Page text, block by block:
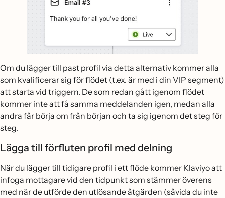
Om du lägger till past profil via detta alternativ kommer alla
som kvalificerar sig för flödet (t.ex. är med i din VIP segment)
att starta vid triggern. De som redan gått igenom flödet
kommer inte att få samma meddelanden igen, medan alla
andra får börja om från början och ta sig igenom det steg för
steg.
Lägga till förfluten profil med delning
När du lägger till tidigare profil i ett flöde kommer Klaviyo att
infoga mottagare vid den tidpunkt som stämmer överens
med när de utförde den utlösande åtgärden (såvida du inte